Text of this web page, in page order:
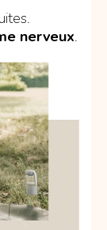
nerveux.